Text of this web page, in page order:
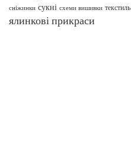
сніжинки сукні схеми вишивки текстиль
ялинкові прикраси